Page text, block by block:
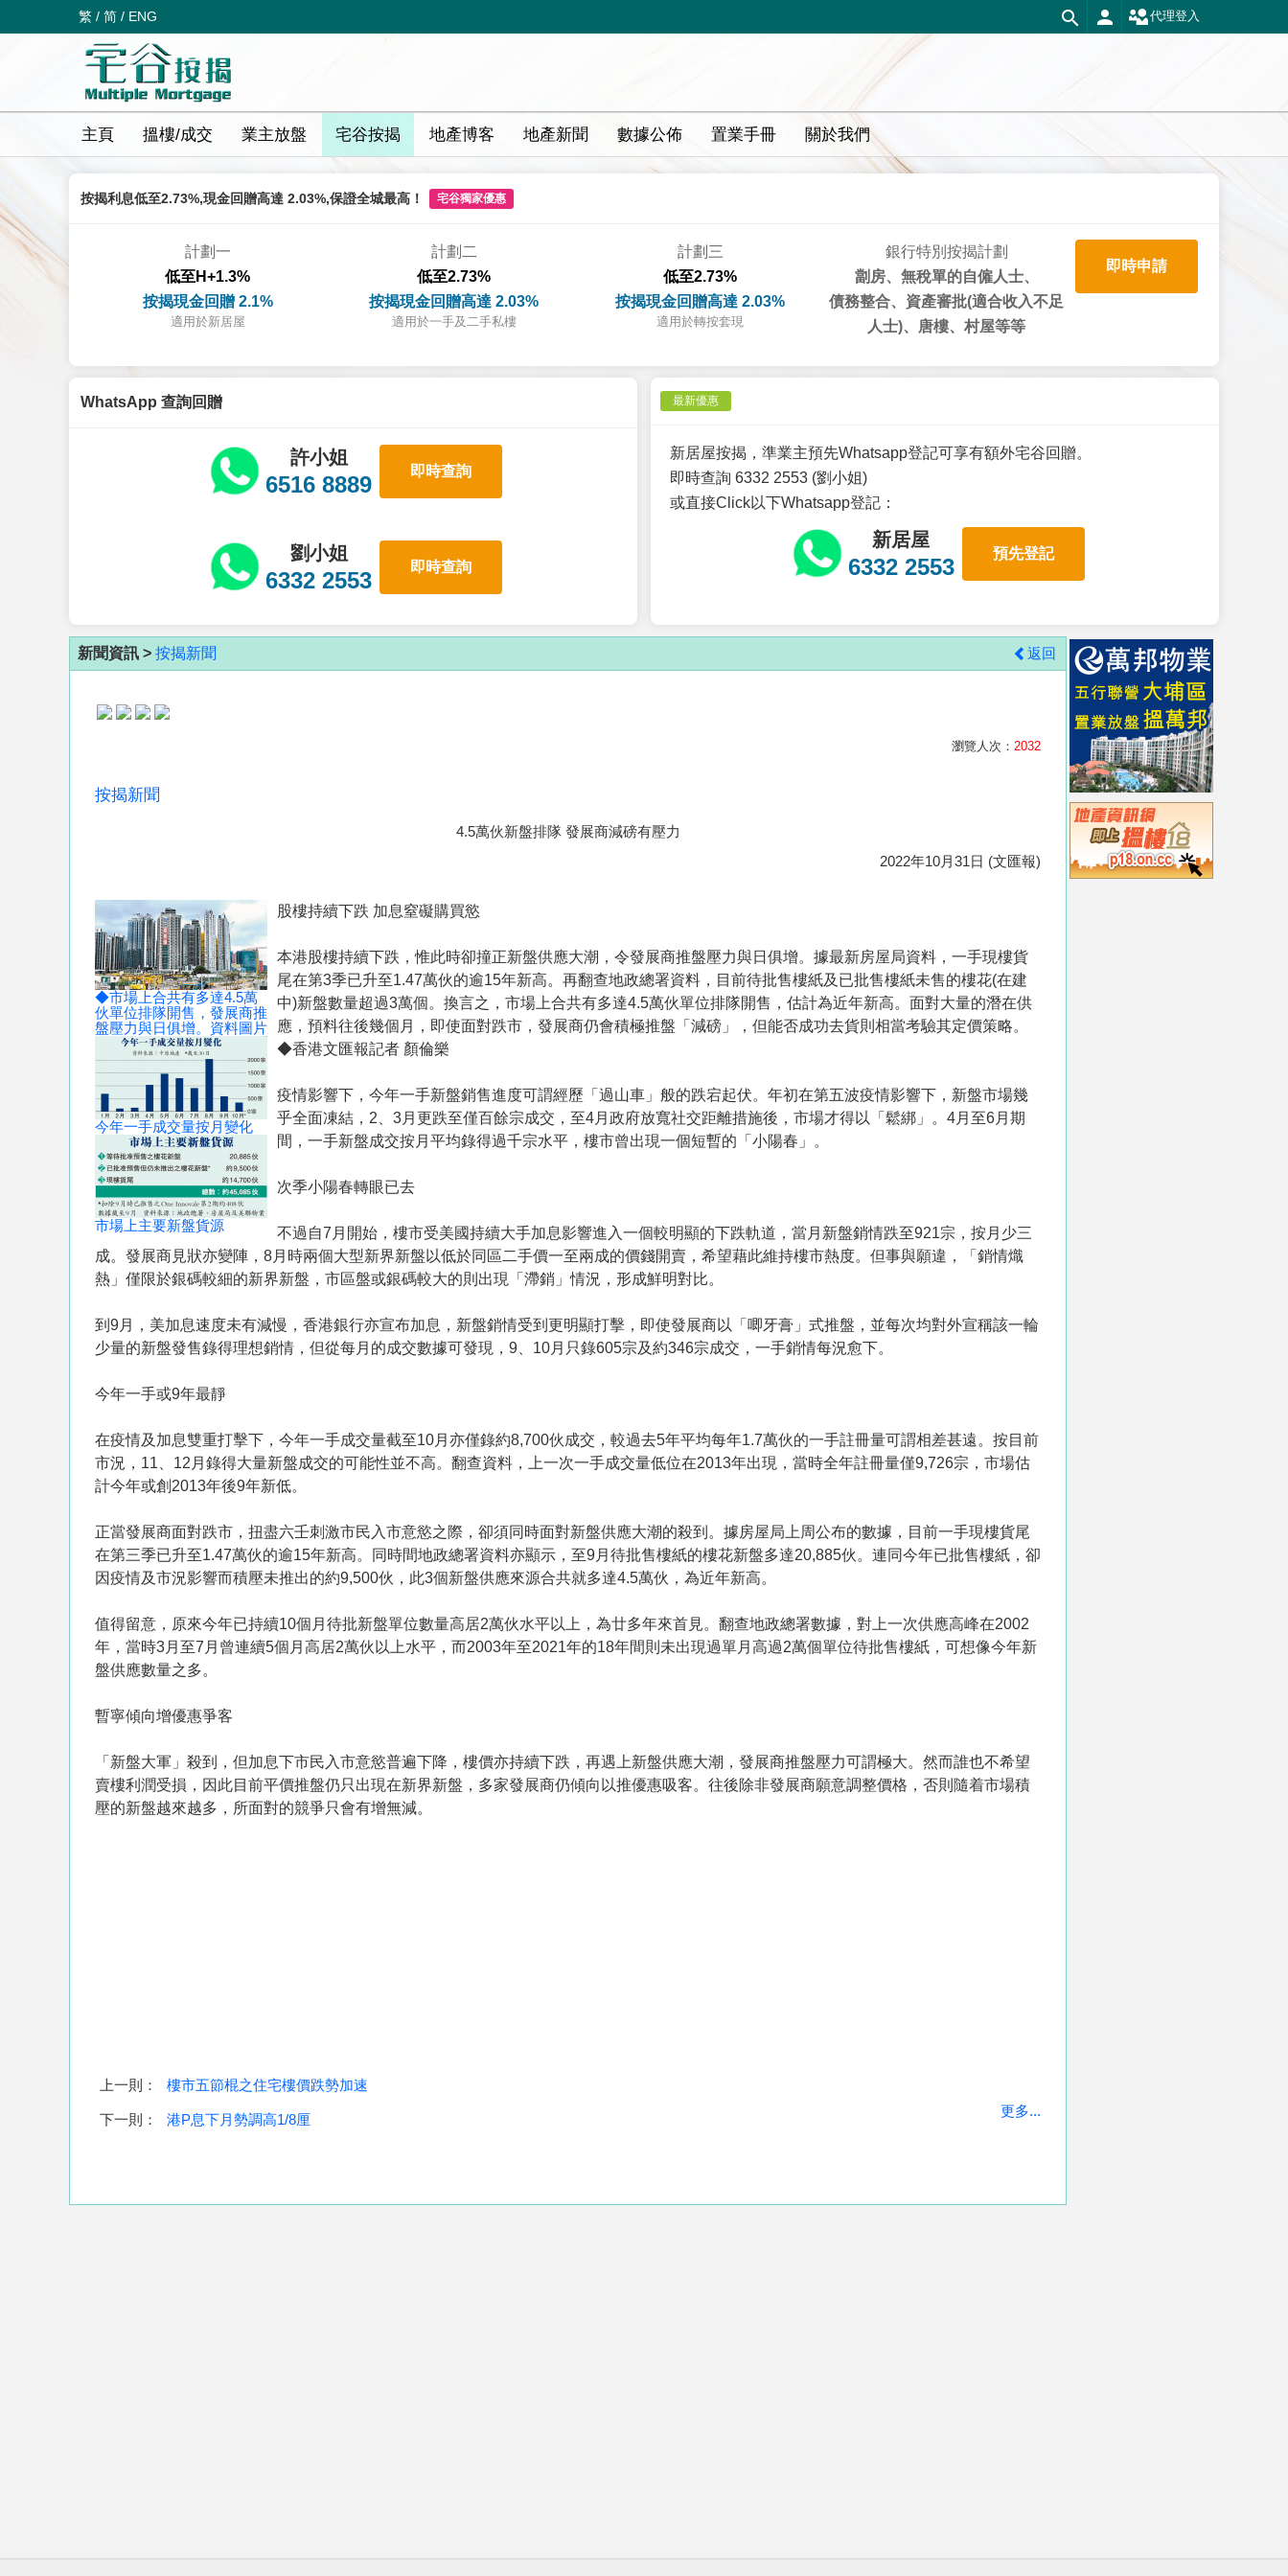
繁 / 简 / ENG 代理登入
主頁 搵樓/成交 業主放盤 宅谷按揭 地產博客 地產新聞 數據公佈 置業手冊 關於我們
按揭利息低至2.73%,現金回贈高達 2.03%,保證全城最高！ 宅谷獨家優惠
計劃一
低至H+1.3%
按揭現金回贈 2.1%
適用於新居屋
計劃二
低至2.73%
按揭現金回贈高達 2.03%
適用於一手及二手私樓
計劃三
低至2.73%
按揭現金回贈高達 2.03%
適用於轉按套現
銀行特別按揭計劃
劏房、無稅單的自僱人士、
債務整合、資產審批(適合收入不足
人士)、唐樓、村屋等等
即時申請
WhatsApp 查詢回贈
許小姐
6516 8889
即時查詢
劉小姐
6332 2553
即時查詢
最新優惠
新居屋按揭，準業主預先Whatsapp登記可享有額外宅谷回贈。
即時查詢 6332 2553 (劉小姐)
或直接Click以下Whatsapp登記：
新居屋
6332 2553
預先登記
新聞資訊 > 按揭新聞 返回
瀏覽人次： 2032
按揭新聞
4.5萬伙新盤排隊 發展商減磅有壓力
2022年10月31日 (文匯報)
◆市場上合共有多達4.5萬
伙單位排隊開售，發展商推
盤壓力與日俱增。資料圖片
今年一手成交量按月變化
市場上主要新盤貨源
股樓持續下跌 加息窒礙購買慾
本港股樓持續下跌，惟此時卻撞正新盤供應大潮，令發展商推盤壓力與日俱增。據最新房屋局資料，一手現樓貨
尾在第3季已升至1.47萬伙的逾15年新高。再翻查地政總署資料，目前待批售樓紙及已批售樓紙未售的樓花(在建
中)新盤數量超過3萬個。換言之，市場上合共有多達4.5萬伙單位排隊開售，估計為近年新高。面對大量的潛在供
應，預料往後幾個月，即使面對跌市，發展商仍會積極推盤「減磅」，但能否成功去貨則相當考驗其定價策略。
◆香港文匯報記者 顏倫樂
疫情影響下，今年一手新盤銷售進度可謂經歷「過山車」般的跌宕起伏。年初在第五波疫情影響下，新盤市場幾
乎全面凍結，2、3月更跌至僅百餘宗成交，至4月政府放寬社交距離措施後，市場才得以「鬆綁」。4月至6月期
間，一手新盤成交按月平均錄得過千宗水平，樓市曾出現一個短暫的「小陽春」。
次季小陽春轉眼已去
不過自7月開始，樓市受美國持續大手加息影響進入一個較明顯的下跌軌道，當月新盤銷情跌至921宗，按月少三
成。發展商見狀亦變陣，8月時兩個大型新界新盤以低於同區二手價一至兩成的價錢開賣，希望藉此維持樓市熱度。但事與願違，「銷情熾
熱」僅限於銀碼較細的新界新盤，市區盤或銀碼較大的則出現「滯銷」情況，形成鮮明對比。
到9月，美加息速度未有減慢，香港銀行亦宣布加息，新盤銷情受到更明顯打擊，即使發展商以「唧牙膏」式推盤，並每次均對外宣稱該一輪
少量的新盤發售錄得理想銷情，但從每月的成交數據可發現，9、10月只錄605宗及約346宗成交，一手銷情每況愈下。
今年一手或9年最靜
在疫情及加息雙重打擊下，今年一手成交量截至10月亦僅錄約8,700伙成交，較過去5年平均每年1.7萬伙的一手註冊量可謂相差甚遠。按目前
市況，11、12月錄得大量新盤成交的可能性並不高。翻查資料，上一次一手成交量低位在2013年出現，當時全年註冊量僅9,726宗，市場估
計今年或創2013年後9年新低。
正當發展商面對跌市，扭盡六壬刺激市民入市意慾之際，卻須同時面對新盤供應大潮的殺到。據房屋局上周公布的數據，目前一手現樓貨尾
在第三季已升至1.47萬伙的逾15年新高。同時間地政總署資料亦顯示，至9月待批售樓紙的樓花新盤多達20,885伙。連同今年已批售樓紙，卻
因疫情及市況影響而積壓未推出的約9,500伙，此3個新盤供應來源合共就多達4.5萬伙，為近年新高。
值得留意，原來今年已持續10個月待批新盤單位數量高居2萬伙水平以上，為廿多年來首見。翻查地政總署數據，對上一次供應高峰在2002
年，當時3月至7月曾連續5個月高居2萬伙以上水平，而2003年至2021年的18年間則未出現過單月高過2萬個單位待批售樓紙，可想像今年新
盤供應數量之多。
暫寧傾向增優惠爭客
「新盤大軍」殺到，但加息下市民入市意慾普遍下降，樓價亦持續下跌，再遇上新盤供應大潮，發展商推盤壓力可謂極大。然而誰也不希望
賣樓利潤受損，因此目前平價推盤仍只出現在新界新盤，多家發展商仍傾向以推優惠吸客。往後除非發展商願意調整價格，否則隨着市場積
壓的新盤越來越多，所面對的競爭只會有增無減。
上一則： 樓市五節棍之住宅樓價跌勢加速
下一則： 港P息下月勢調高1/8厘
更多...